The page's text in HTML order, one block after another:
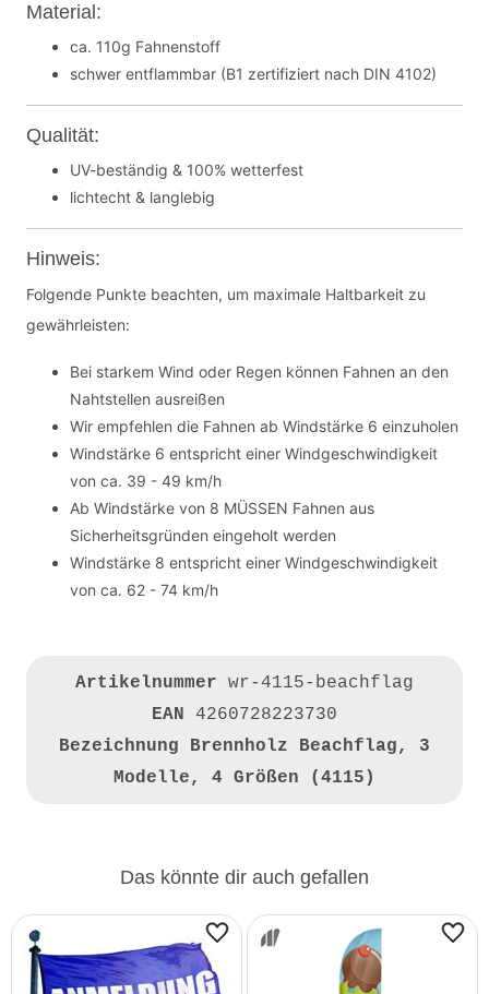
Material:
ca. 110g Fahnenstoff
schwer entflammbar (B1 zertifiziert nach DIN 4102)
Qualität:
UV-beständig & 100% wetterfest
lichtecht & langlebig
Hinweis:
Folgende Punkte beachten, um maximale Haltbarkeit zu
gewährleisten:
Bei starkem Wind oder Regen können Fahnen an den
Nahtstellen ausreißen
Wir empfehlen die Fahnen ab Windstärke 6 einzuholen
Windstärke 6 entspricht einer Windgeschwindigkeit
von ca. 39 - 49 km/h
Ab Windstärke von 8 MÜSSEN Fahnen aus
Sicherheitsgründen eingeholt werden
Windstärke 8 entspricht einer Windgeschwindigkeit
von ca. 62 - 74 km/h
Artikelnummer wr-4115-beachflag
EAN 4260728223730
Bezeichnung Brennholz Beachflag, 3
Modelle, 4 Größen (4115)
Das könnte dir auch gefallen